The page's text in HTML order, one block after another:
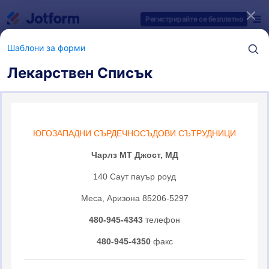
Регистрирайте се безплатно
Шаблони за форми
Лекарствен Списък
Шаблони за форми
Абстрактни форми
Категории за шаблони на форми